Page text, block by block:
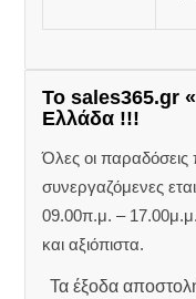
Το sales365.gr
Ελλάδα !!!
Όλες οι παραδόσεις
συνεργαζόμενες
09.00π.μ. –
και αξιόπιστα.
Τα έξοδα